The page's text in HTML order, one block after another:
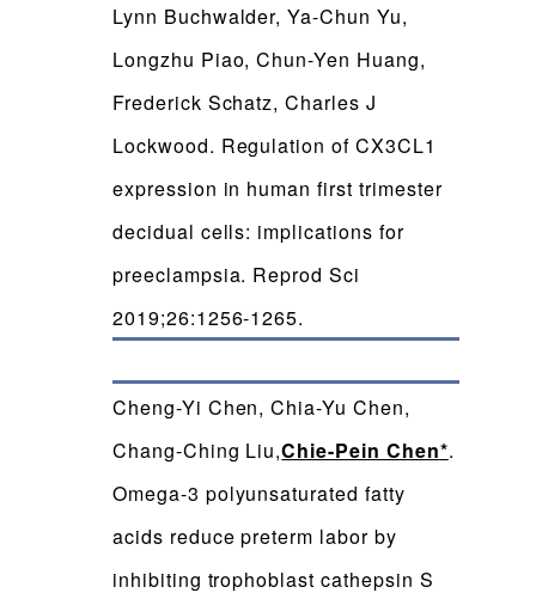
Lynn Buchwalder, Ya-Chun Yu,
Longzhu Piao, Chun-Yen Huang,
Frederick Schatz, Charles J
Lockwood. Regulation of CX3CL1
expression in human first trimester
decidual cells: implications for
preeclampsia. Reprod Sci
2019;26:1256-1265.
Cheng-Yi Chen, Chia-Yu Chen,
Chang-Ching Liu,Chie-Pein Chen*.
Omega-3 polyunsaturated fatty
acids reduce preterm labor by
inhibiting trophoblast cathepsin S